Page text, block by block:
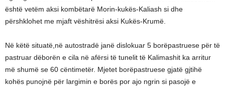
është vetëm aksi kombëtarë Morin-kukës-Kaliash si dhe
përshklohet me mjaft vëshitrësi aksi Kukës-Krumë.
Në këtë situatë,në autostradë janë dislokuar 5 borëpastruese për të
pastruar dëborën e cila në afërsi të tunelit të Kalimashit ka arritur
më shumë se 60 cëntimetër. Mjetet borëpastruese gjatë gjtihë
kohës punojnë për largimin e borës por ajo ngrin si pasojë e